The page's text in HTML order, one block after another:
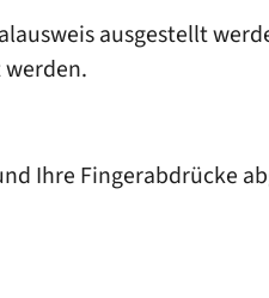
ausgestellt
Ihre Fingerabdrücke